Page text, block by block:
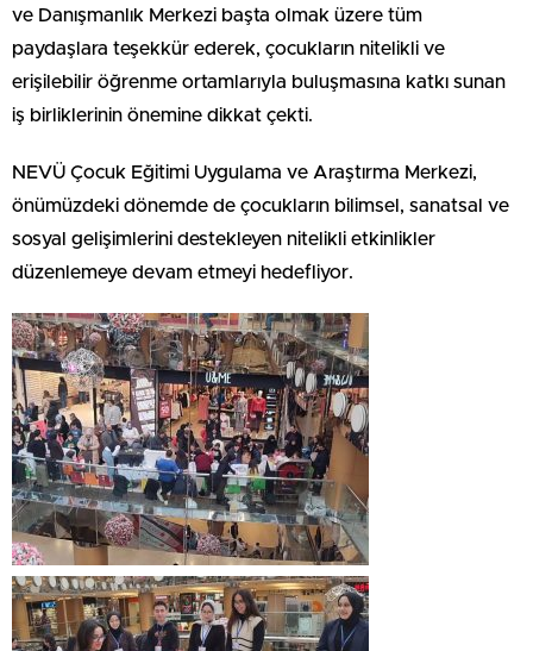
ve Danışmanlık Merkezi başta olmak üzere tüm
paydaşlara teşekkür ederek, çocukların nitelikli ve
erişilebilir öğrenme ortamlarıyla buluşmasına katkı sunan
iş birliklerinin önemine dikkat çekti.
NEVÜ Çocuk Eğitimi Uygulama ve Araştırma Merkezi,
önümüzdeki dönemde de çocukların bilimsel, sanatsal ve
sosyal gelişimlerini destekleyen nitelikli etkinlikler
düzenlemeye devam etmeyi hedefliyor.